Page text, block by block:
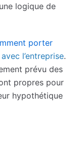
logique de
porter
l’entreprise.
prévu des
propres pour
hypothétique